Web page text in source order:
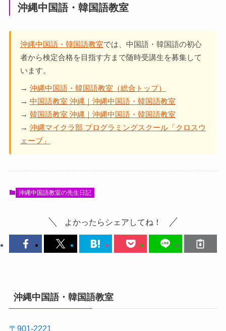
沖縄中国語・韓国語教室
沖縄中国語・韓国語教室では、中国語・韓国語の初心
者から検定合格を目指す方まで随時受講生を募集して
います。
→ 沖縄中国語・韓国語教室（総合トップ）
→ 中国語教室 沖縄｜沖縄中国語・韓国語教室
→ 韓国語教室 沖縄｜沖縄中国語・韓国語教室
→ 沖縄マイクラ部 プログラミングスクール「クロスウ
ェーブ」
沖縄中国語教室の先生日記
よかったらシェアしてね！
沖縄中国語・韓国語教室
〒901-2221